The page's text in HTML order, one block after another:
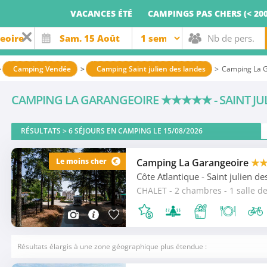
VACANCES ÉTÉ CAMPINGS PAS CHERS (<
Camping Vendée Camping Saint julien des landes Camping La
CAMPING LA GARANGEOIRE★★★★★- SAINT
RÉSULTATS >6SÉJOURS EN CAMPING LE 15/08/2026
Le moins cher Camping La Garangeoire
Côte Atlantique - Saint julien
Résultats élargis à une zone géographique plus étendue :